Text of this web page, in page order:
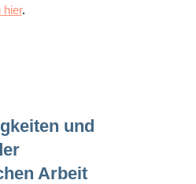
hier.
und
Arbeit